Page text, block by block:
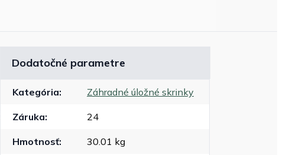
Dodatočné parametre
Kategória: Záhradné úložné skrinky
Záruka: 24
Hmotnosť: 30.01 kg